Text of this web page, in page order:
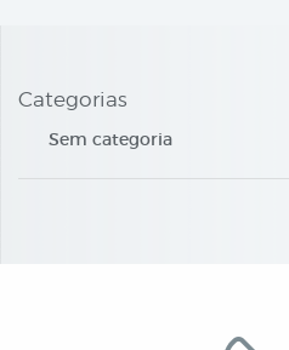
Categorias
Sem categoria